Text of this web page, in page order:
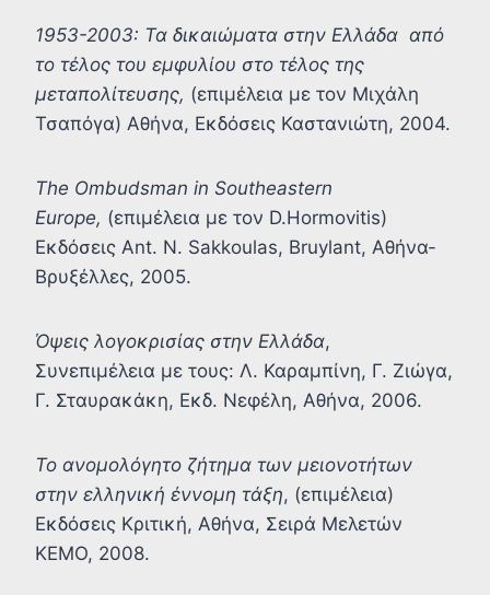
1953-2003: Τα δικαιώματα στην Ελλάδα από
το τέλος του εμφυλίου στο τέλος της
μεταπολίτευσης, (επιμέλεια με τον Μιχάλη
Τσαπόγα) Αθήνα, Εκδόσεις Καστανιώτη, 2004.
The Ombudsman in Southeastern
Europe, (επιμέλεια με τον D.Hormovitis)
Εκδόσεις Ant. N. Sakkoulas, Bruylant, Αθήνα-
Βρυξέλλες, 2005.
Όψεις λογοκρισίας στην Ελλάδα,
Συνεπιμέλεια με τους: Λ. Καραμπίνη, Γ. Ζιώγα,
Γ. Σταυρακάκη, Εκδ. Νεφέλη, Αθήνα, 2006.
Το ανομολόγητο ζήτημα των μειονοτήτων
στην ελληνική έννομη τάξη, (επιμέλεια)
Εκδόσεις Κριτική, Αθήνα, Σειρά Μελετών
ΚΕΜΟ, 2008.